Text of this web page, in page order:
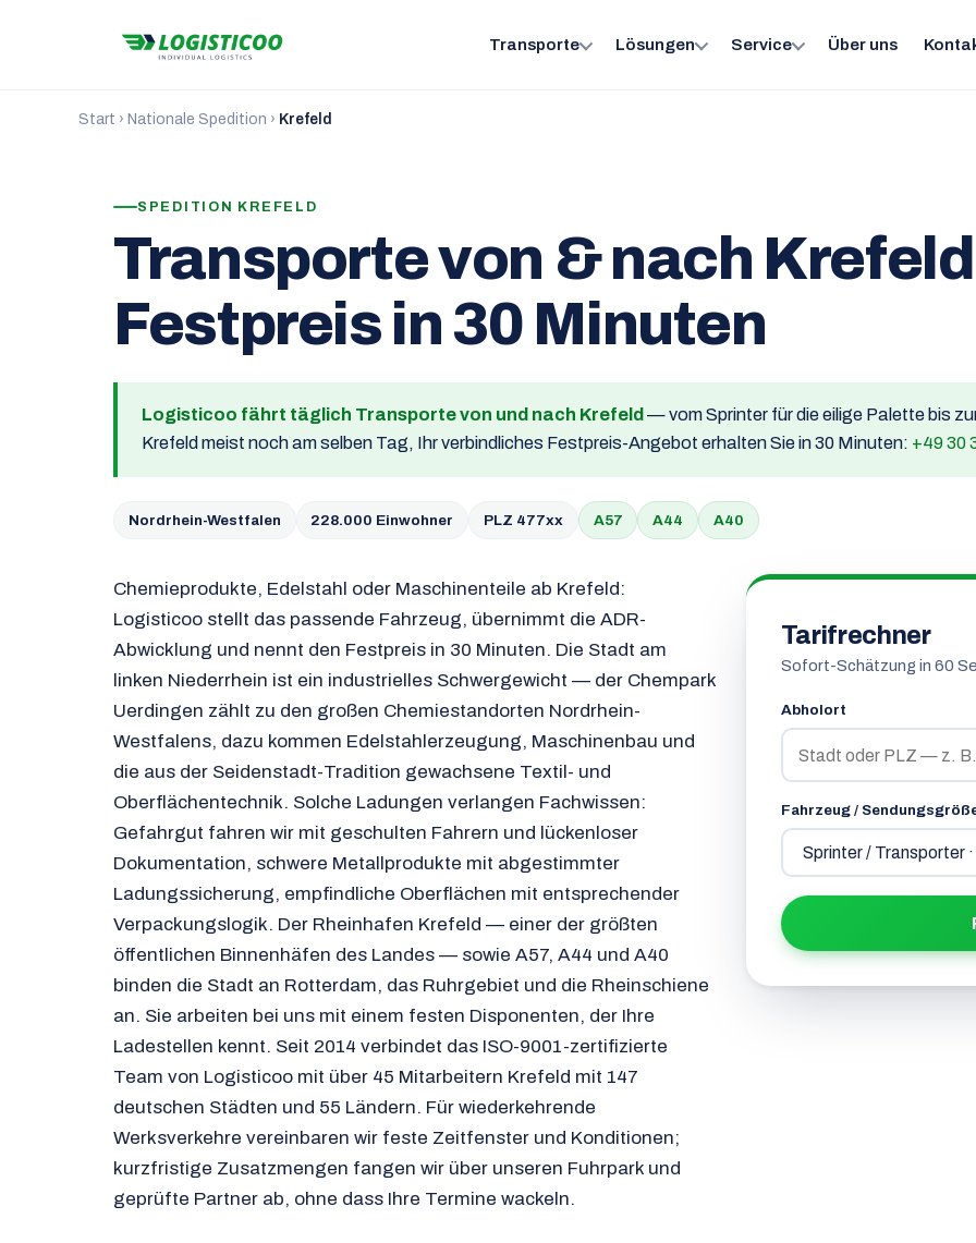
Transporte Lösungen Service Über uns
Start › Nationale Spedition › Krefeld
SPEDITION KREFELD
Transporte von & nach
Festpreis in 30 Minuten
Logisticoo fährt täglich Transporte von und nach Krefeld — vom Sprinter für die eilige Palette bis
Krefeld meist noch am selben Tag, Ihr verbindliches Festpreis-Angebot erhalten Sie in 30 Minuten: +49 30
Nordrhein-Westfalen 228.000 Einwohner PLZ 477xx A57 A44 A40
Chemieprodukte, Edelstahl oder Maschinenteile ab Krefeld:
Logisticoo stellt das passende Fahrzeug, übernimmt die ADR-
Abwicklung und nennt den Festpreis in 30 Minuten. Die Stadt am
linken Niederrhein ist ein industrielles Schwergewicht — der Chempark
Uerdingen zählt zu den großen Chemiestandorten Nordrhein-
Westfalens, dazu kommen Edelstahlerzeugung, Maschinenbau und
die aus der Seidenstadt-Tradition gewachsene Textil- und
Oberflächentechnik. Solche Ladungen verlangen Fachwissen:
Gefahrgut fahren wir mit geschulten Fahrern und lückenloser
Dokumentation, schwere Metallprodukte mit abgestimmter
Ladungssicherung, empfindliche Oberflächen mit entsprechender
Verpackungslogik. Der Rheinhafen Krefeld — einer der größten
öffentlichen Binnenhäfen des Landes — sowie A57, A44 und A40
binden die Stadt an Rotterdam, das Ruhrgebiet und die Rheinschiene
an. Sie arbeiten bei uns mit einem festen Disponenten, der Ihre
Ladestellen kennt. Seit 2014 verbindet das ISO-9001-zertifizierte
Team von Logisticoo mit über 45 Mitarbeitern Krefeld mit 147
deutschen Städten und 55 Ländern. Für wiederkehrende
Werksverkehre vereinbaren wir feste Zeitfenster und Konditionen;
kurzfristige Zusatzmengen fangen wir über unseren Fuhrpark und
geprüfte Partner ab, ohne dass Ihre Termine wackeln.
Tarifrechner
Sofort-Schätzung in 60
Abholort
Fahrzeug /